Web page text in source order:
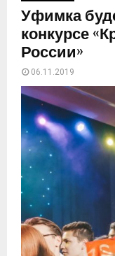
Уфимка
конкурсе
России»
06.11.2019